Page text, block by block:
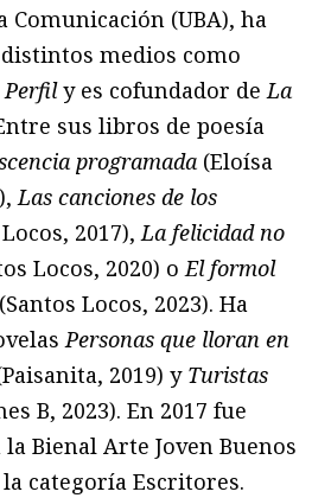
Comunicación (UBA), ha
medios como
Perfily es cofundador deLa
sus libros de poesía
programada (Eloísa
Las canciones de los
2017),La felicidad no
Locos, 2020) oEl formol
(Santos Locos, 2023). Ha
Personas que lloran en
2019) y Turistas
B, 2023). En 2017 fue
Bienal Arte Joven Buenos
categoría Escritores.